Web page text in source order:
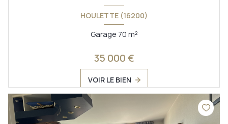
HOULETTE (16200)
Garage 70 m²
35 000 €
VOIR LE BIEN